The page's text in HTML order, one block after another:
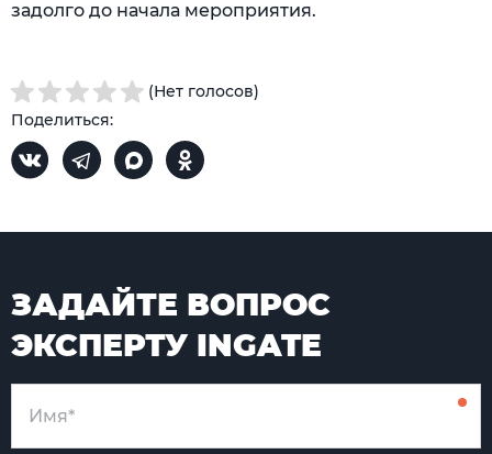
задолго до начала мероприятия.
(Нет голосов)
Поделиться:
ЗАДАЙТЕ ВОПРОС
ЭКСПЕРТУ INGATE